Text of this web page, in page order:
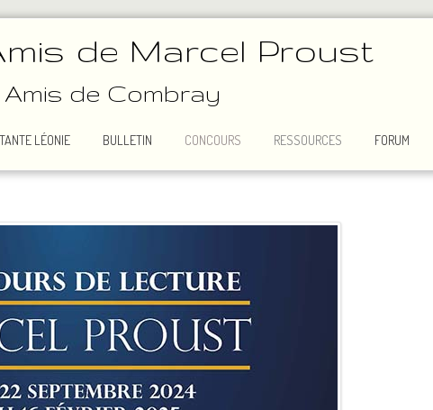
de Marcel Proust
de Combray
LÉONIE BULLETIN CONCOURS RESSOURCES FORUM